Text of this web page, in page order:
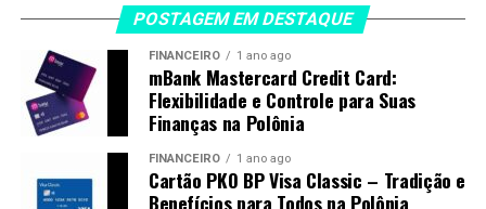
POSTAGEM EM DESTAQUE
FINANCEIRO 1 ano ago
mBank Mastercard Credit Card:
Flexibilidade e Controle para Suas
Finanças na Polônia
FINANCEIRO 1 ano ago
Cartão PKO BP Visa Classic – Tradição e
Benefícios para Todos na Polônia